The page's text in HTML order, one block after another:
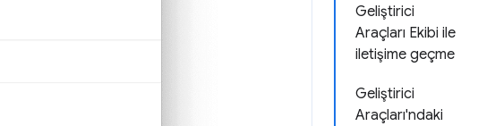
Geliştirici
Araçları Ekibi ile
iletişime geçme
Geliştirici
Araçları'ndaki